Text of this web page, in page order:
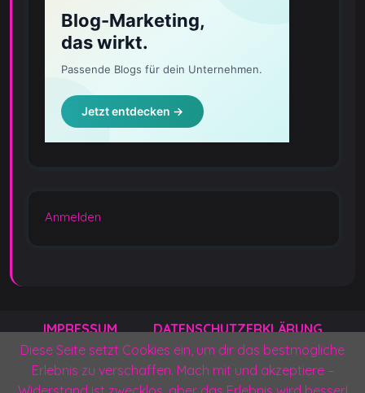
Anmelden
IMPRESSUM DATENSCHUTZERKLÄRUNG
KONTAKT PRESSEANFRAGEN
Diese Seite setzt Cookies ein, um dir das bestmögliche
Erlebnis zu verschaffen. Mach mit und akzeptiere –